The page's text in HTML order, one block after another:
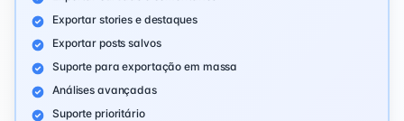
Exportar stories e destaques
Exportar posts salvos
Suporte para exportação em massa
Análises avançadas
Suporte prioritário